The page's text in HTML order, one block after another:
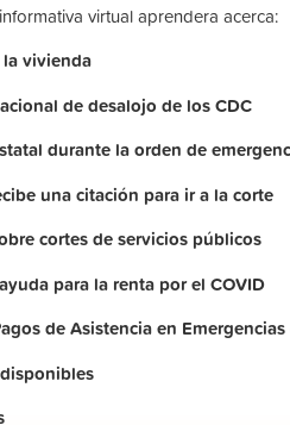
virtual aprendera acerca:
lavivienda
de desalojo de los CDC
durante laorden de
una citación para ir a la corte
cortesdeservicios públicos
para la renta por el COVID
de Asistencia en Emergencias
disponibles